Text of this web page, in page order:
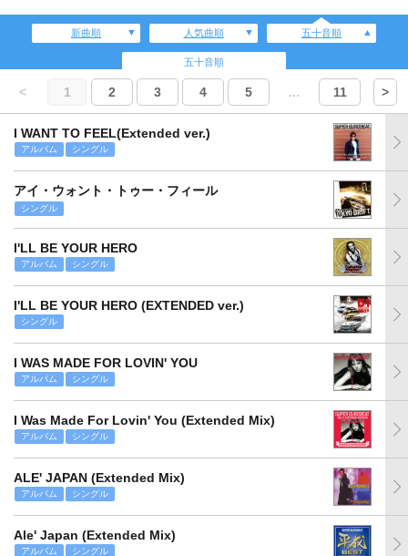
新曲順 人気曲順 五十音順
五十音順
< 1 2 3 4 5 ... 11 >
I WANT TO FEEL(Extended ver.)
アルバム シングル
アイ・ウォント・トゥー・フィール
シングル
I'LL BE YOUR HERO
アルバム シングル
I'LL BE YOUR HERO (EXTENDED ver.)
シングル
I WAS MADE FOR LOVIN' YOU
アルバム シングル
I Was Made For Lovin' You (Extended Mix)
アルバム シングル
ALE' JAPAN (Extended Mix)
アルバム シングル
Ale' Japan (Extended Mix)
アルバム シングル